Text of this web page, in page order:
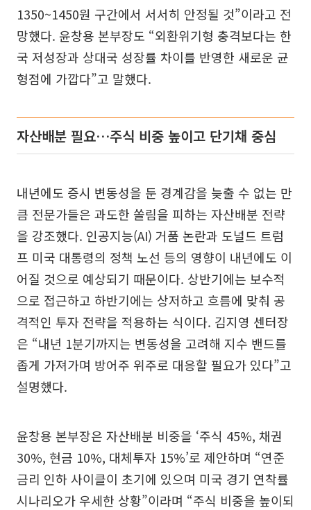
1350~1450원 구간에서 서서히 안정될 것”이라고 전
망했다. 윤창용 본부장도 “외환위기형 충격보다는 한
국 저성장과 상대국 성장률 차이를 반영한 새로운 균
형점에 가깝다”고 말했다.
자산배분 필요…주식 비중 높이고 단기채 중심
내년에도 증시 변동성을 둔 경계감을 늦출 수 없는 만
큼 전문가들은 과도한 쏠림을 피하는 자산배분 전략
을 강조했다. 인공지능(AI) 거품 논란과 도널드 트럼
프 미국 대통령의 정책 노선 등의 영향이 내년에도 이
어질 것으로 예상되기 때문이다. 상반기에는 보수적
으로 접근하고 하반기에는 상저하고 흐름에 맞춰 공
격적인 투자 전략을 적용하는 식이다. 김지영 센터장
은 “내년 1분기까지는 변동성을 고려해 지수 밴드를
좁게 가져가며 방어주 위주로 대응할 필요가 있다”고
설명했다.
윤창용 본부장은 자산배분 비중을 ‘주식 45%, 채권
30%, 현금 10%, 대체투자 15%’로 제안하며 “연준
금리 인하 사이클이 초기에 있으며 미국 경기 연착률
시나리오가 우세한 상황”이라며 “주식 비중을 높이되